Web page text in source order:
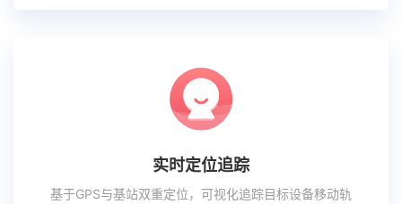
实时定位追踪
基于GPS与基站双重定位，可视化追踪目标设备移动轨